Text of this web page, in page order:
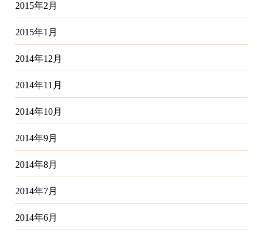
2015年2月
2015年1月
2014年12月
2014年11月
2014年10月
2014年9月
2014年8月
2014年7月
2014年6月